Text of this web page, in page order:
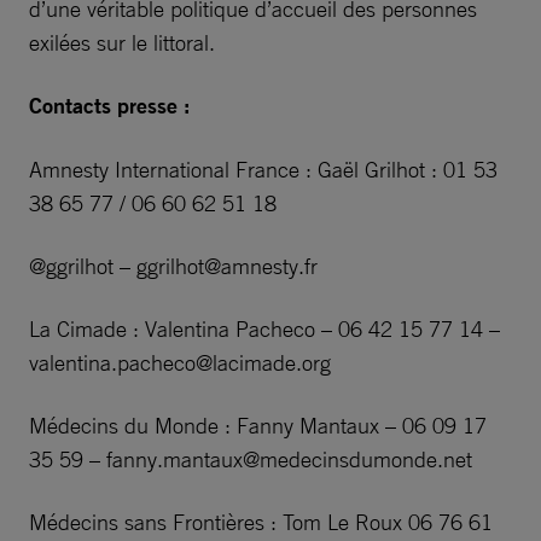
d’une véritable politique d’accueil des personnes
exilées sur le littoral.
Contacts presse :
Amnesty International France : Gaël Grilhot : 01 53
38 65 77 / 06 60 62 51 18
@ggrilhot – ggrilhot@amnesty.fr
La Cimade : Valentina Pacheco – 06 42 15 77 14 –
valentina.pacheco@lacimade.org
Médecins du Monde : Fanny Mantaux – 06 09 17
35 59 – fanny.mantaux@medecinsdumonde.net
Médecins sans Frontières : Tom Le Roux 06 76 61